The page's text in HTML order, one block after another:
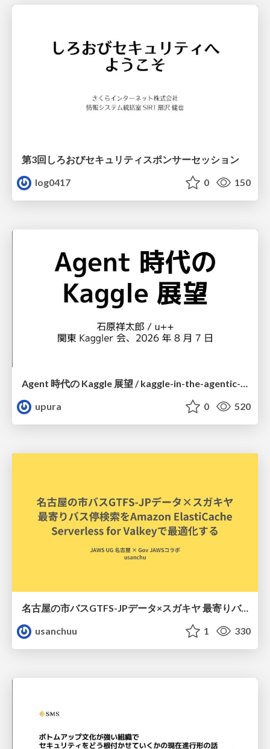
第3回しろおびセキュリティスポンサーセッション
log0417
0 150
Agent 時代の Kaggle 展望 / kaggle-in-the-agentic-era
upura
0 520
名古屋の市バスGTFS-JPデータ×スガキヤ 最寄りバス停検索をAmazon ElastiCache Serverless for Valkeyで最適化する
usanchuu
1 330